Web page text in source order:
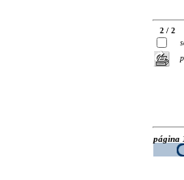
2 / 2
página